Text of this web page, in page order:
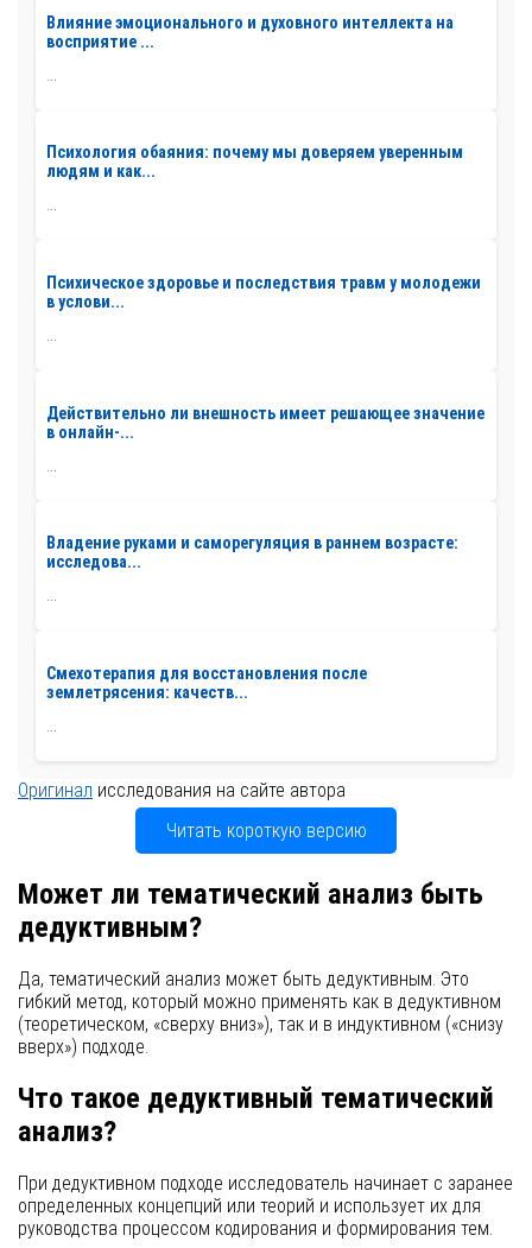
Влияние эмоционального и духовного интеллекта на
восприятие ...
Психология обаяния: почему мы доверяем уверенным
людям и как...
...
Психическое здоровье и последствия травм у молодежи
в услови...
...
Действительно ли внешность имеет решающее значение
в онлайн-...
Владение руками и саморегуляция в раннем возрасте:
исследова...
...
Смехотерапия для восстановления после
землетрясения: качеств...
Оригинал исследования на сайте автора
Читать короткую версию
Может ли тематический анализ быть
дедуктивным?
Да, тематический анализ может быть дедуктивным. Это
гибкий метод, который можно применять как в дедуктивном
(теоретическом, «сверху вниз»), так и в индуктивном («снизу
вверх») подходе.
Что такое дедуктивный тематический
анализ?
При дедуктивном подходе исследователь начинает с заранее
определенных концепций или теорий и использует их для
руководства процессом кодирования и формирования тем.